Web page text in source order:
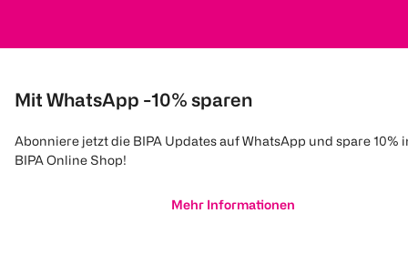
Mit WhatsApp -10% sparen
Abonniere jetzt die BIPA Updates auf WhatsApp und spare 10%
BIPA Online Shop!
Mehr Informationen